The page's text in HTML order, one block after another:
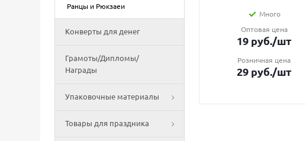
Ранцы и Рюкзаеи
Конверты для денег
Грамоты/Дипломы/
Награды
Упаковочные материалы
Товары для праздника
Много
Оптовая цена
19 руб./шт
Розничная цена
29 руб./шт